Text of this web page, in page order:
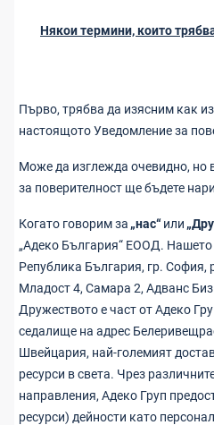
Някои термини, които
Първо, трябва да изясним как
настоящото Уведомление за
Може да изглежда очевидно, но
за поверителност ще бъдете
Когато говорим за „нас“или
„Адеко България“ ЕООД.
Република България, гр. София,
Младост 4, Самара 2, Адванс
Дружеството е част от Адеко
седалище на адрес
Швейцария, най-големият
ресурси в света. Чрез
направления, Адеко Груп
ресурси) дейности като